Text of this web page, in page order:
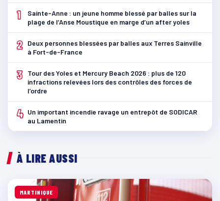
1
Sainte-Anne : un jeune homme blessé par balles sur la
plage de l’Anse Moustique en marge d’un after yoles
2
Deux personnes blessées par balles aux Terres Sainville
à Fort-de-France
3
Tour des Yoles et Mercury Beach 2026 : plus de 120
infractions relevées lors des contrôles des forces de
l’ordre
4 Un important incendie ravage un entrepôt de SODICAR
au Lamentin
À LIRE AUSSI
MARTINIQUE